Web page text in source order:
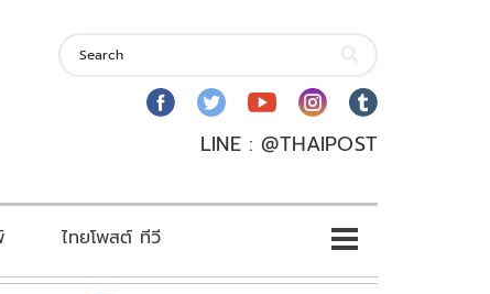
LINE : @THAIPOST
ไทยโพสต์ ทีวี